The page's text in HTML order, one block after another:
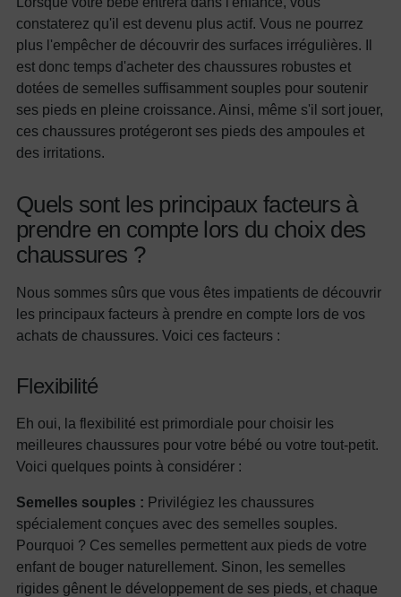
constaterez qu'il est devenu plus actif. Vous ne pourrez
plus l'empêcher de découvrir des surfaces irrégulières. Il
est donc temps d'acheter des chaussures robustes et
dotées de semelles suffisamment souples pour soutenir
ses pieds en pleine croissance. Ainsi, même s'il sort jouer,
ces chaussures protégeront ses pieds des ampoules et
des irritations.
Quels sont les principaux facteurs à
prendre en compte lors du choix des
chaussures ?
Nous sommes sûrs que vous êtes impatients de découvrir
les principaux facteurs à prendre en compte lors de vos
achats de chaussures. Voici ces facteurs :
Flexibilité
Eh oui, la flexibilité est primordiale pour choisir les
meilleures chaussures pour votre bébé ou votre tout-petit.
Voici quelques points à considérer :
Semelles souples : Privilégiez les chaussures
spécialement conçues avec des semelles souples.
Pourquoi ? Ces semelles permettent aux pieds de votre
enfant de bouger naturellement. Sinon, les semelles
rigides gênent le développement de ses pieds, et chaque